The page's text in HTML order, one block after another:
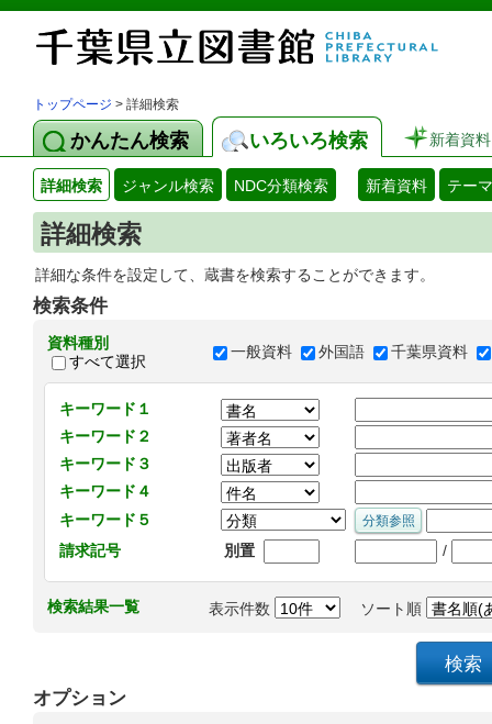
トップページ > 詳細検索
かんたん検索 いろいろ検索 新着資料
詳細検索 ジャンル検索 NDC分類検索 新着資料 テー
詳細検索
詳細な条件を設定して、蔵書を検索することができます。
検索条件
資料種別
すべて選択
一般資料 外国語 千葉県資料
キーワード１
キーワード２
キーワード３
キーワード４
キーワード５
請求記号
別置 /
検索結果一覧 表示件数 ソート順
オプション